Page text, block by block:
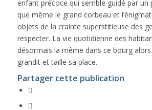
enfant précoce qui semble guidé par un
que même le grand corbeau et
objets de la crainte superstitieuse des
respecter. La vie quotidienne des
désormais la même dans ce bourg
grandit et taille sa place.
Partager cette publication